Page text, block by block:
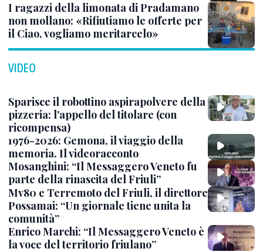
I ragazzi della limonata di Pradamano
non mollano: «Rifiutiamo le offerte per
il Ciao, vogliamo meritarcelo»
VIDEO
Sparisce il robottino aspirapolvere della
pizzeria: l'appello del titolare (con
ricompensa)
1976-2026: Gemona, il viaggio della
memoria. Il videoracconto
Mosanghini: “Il Messaggero Veneto fu
parte della rinascita del Friuli”
Mv80 e Terremoto del Friuli, il direttore
Possamai: “Un giornale tiene unita la
comunità”
Enrico Marchi: “Il Messaggero Veneto è
la voce del territorio friulano”